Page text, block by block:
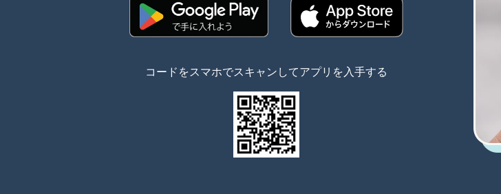
コードをスマホでスキャンしてアプリを入手する